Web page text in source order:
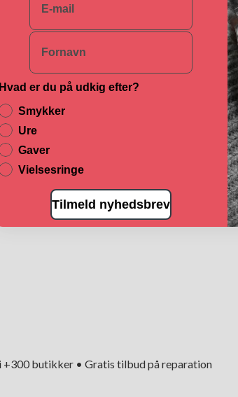
butikker • Gratis tilbud på reparation
Navn
Hvad er du på udkig efter?
Smykker
Ure
Gaver
Vielsesringe
Tilmeld nyhedsbrev